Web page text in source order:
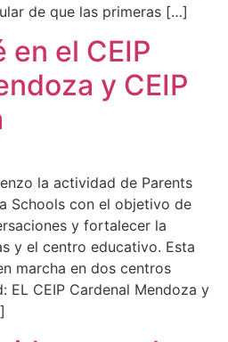
de que las primeras […]
en el CEIP
y CEIP
la actividad de Parents
Schools con el objetivo de
y fortalecer la
y el centro educativo. Esta
marcha en dos centros
EL CEIP Cardenal Mendoza y